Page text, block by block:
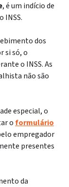
, é um indício de
INSS.
dos
si só, o
o INSS. As
não são
especial, o
oformulário
empregador
presentes
da